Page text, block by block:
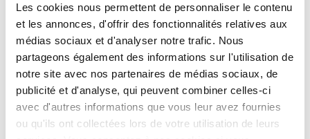
Les cookies nous permettent de personnaliser le contenu
et les annonces, d'offrir des fonctionnalités relatives aux
médias sociaux et d'analyser notre trafic. Nous
partageons également des informations sur l'utilisation de
notre site avec nos partenaires de médias sociaux, de
publicité et d'analyse, qui peuvent combiner celles-ci
avec d'autres informations que vous leur avez fournies
ou qu'ils ont collectées lors de votre utilisation de leurs